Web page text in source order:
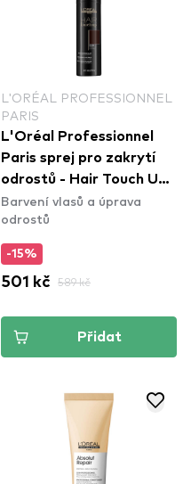
L'ORÉAL PROFESSIONNEL
PARIS
L'Oréal Professionnel
Paris sprej pro zakrytí
odrostů - Hair Touch Up -
Brown
Barvení vlasů a úprava
odrostů
-15%
501 kč 589 kč
Přidat